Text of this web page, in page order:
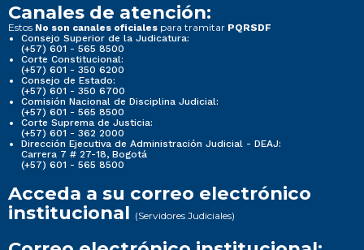
Canales de atención:
Estos No son canales oficiales para tramitar PQRSDF
Consejo Superior de la Judicatura:
(+57) 601 - 565 8500
Corte Constitucional:
(+57) 601 - 350 6200
Consejo de Estado:
(+57) 601 - 350 6700
Comisión Nacional de Disciplina Judicial:
(+57) 601 - 565 8500
Corte Suprema de Justicia:
(+57) 601 - 362 2000
Dirección Ejecutiva de Administración Judicial - DEAJ:
Carrera 7 # 27-18, Bogotá
(+57) 601 - 565 8500
Acceda a su correo electrónico
institucional (Servidores Judiciales)